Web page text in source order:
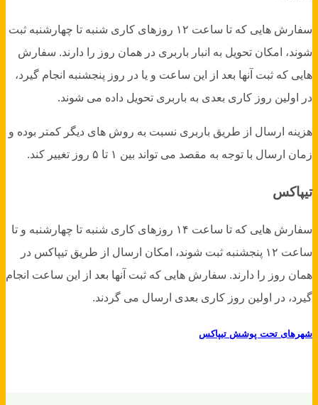
سفارش هایی که تا ساعت ۱۲ روزهای کاری شنبه تا چهارشنبه ثبت
شوند، امکان تحویل به انبار باربری در همان روز را دارند. سفارش
هایی که ثبت آنها بعد از این ساعت و یا در روز پنجشنبه انجام گیرد،
در اولین روز کاری بعدی به باربری تحویل داده می شوند.
هزینه ارسال از طریق باربری نسبت به روش های دیگر کمتر بوده و
زمان ارسال با توجه به مقصد می تواند بین ۱ تا ۵ روز تغییر کند.
تیپاکس
سفارش هایی که تا ساعت ۱۴ روزهای کاری شنبه تا چهارشنبه و تا
ساعت ۱۲ پنجشنبه ثبت شوند، امکان ارسال از طریق تیپاکس در
همان روز را دارند. سفارش هایی که ثبت آنها بعد از این ساعت انجام
گیرد، در اولین روز کاری بعدی ارسال می گردند.
شهرهای تحت پوشش تیپاکس